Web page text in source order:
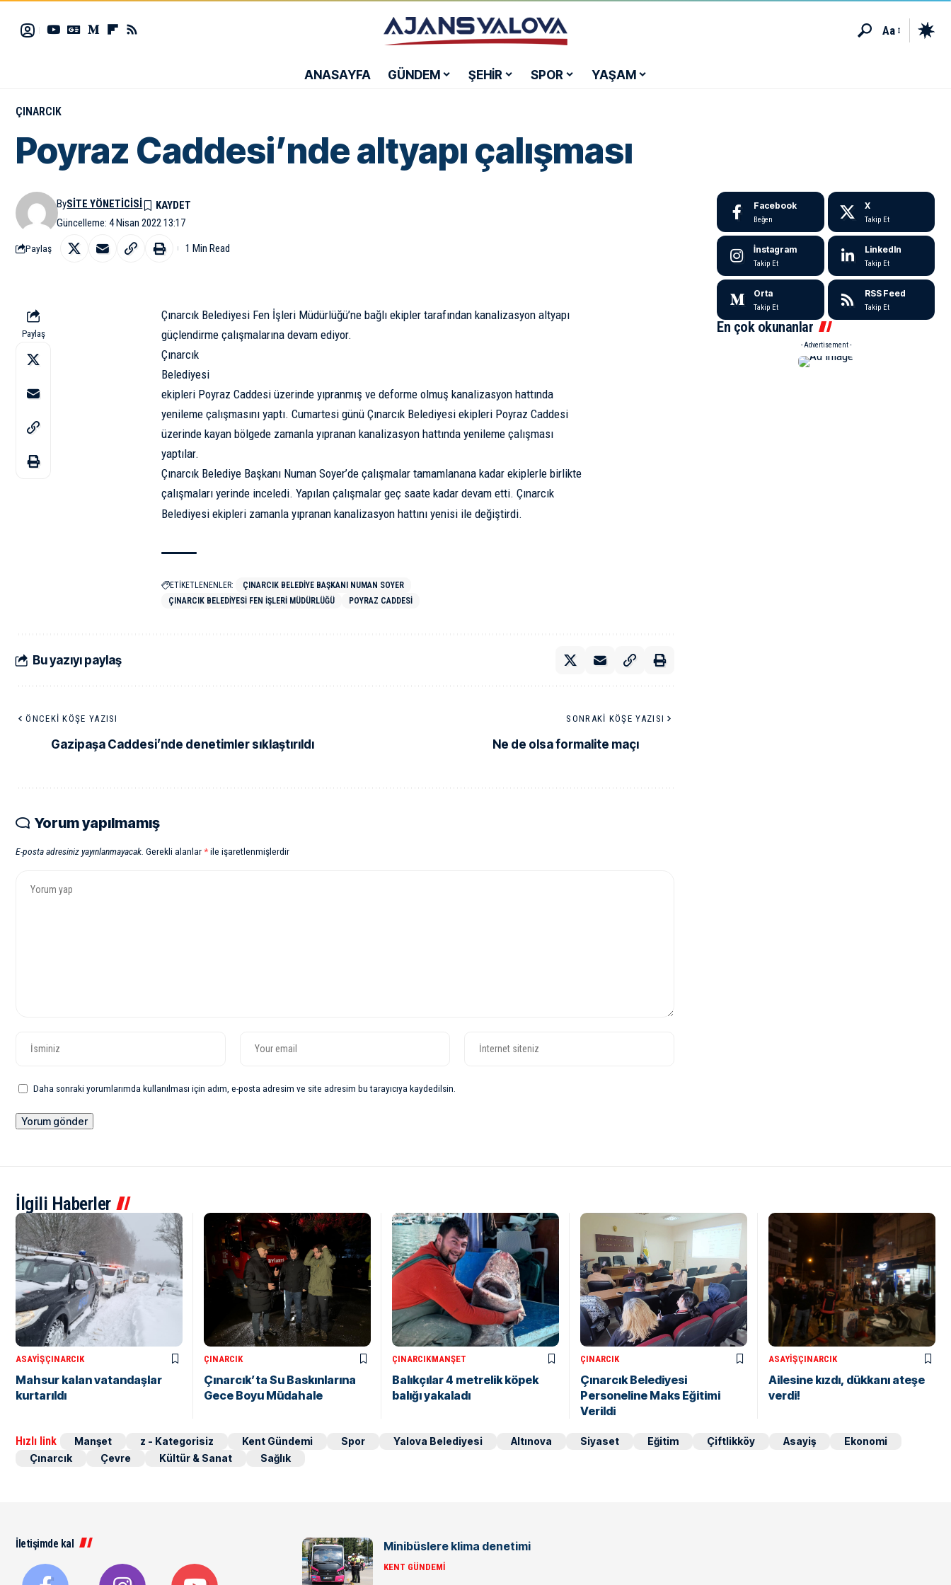
Aa
ANASAYFA GÜNDEM ŞEHİR SPOR YAŞAM
ÇINARCIK
Poyraz Caddesi’nde altyapı çalışması
Güncelleme: 4 Nisan 2022 13:17
BySITE YÖNETICISI
Paylaş 1 Min Read
Paylaş
Çınarcık Belediyesi Fen İşleri Müdürlüğü’ne bağlı ekipler tarafından kanalizasyon altyapı
güçlendirme çalışmalarına devam ediyor.
Çınarcık
Belediyesi
ekipleri Poyraz Caddesi üzerinde yıpranmış ve deforme olmuş kanalizasyon hattında
yenileme çalışmasını yaptı. Cumartesi günü Çınarcık Belediyesi ekipleri Poyraz Caddesi
üzerinde kayan bölgede zamanla yıpranan kanalizasyon hattında yenileme çalışması
yaptılar.
Çınarcık Belediye Başkanı Numan Soyer’de çalışmalar tamamlanana kadar ekiplerle birlikte
çalışmaları yerinde inceledi. Yapılan çalışmalar geç saate kadar devam etti. Çınarcık
Belediyesi ekipleri zamanla yıpranan kanalizasyon hattını yenisi ile değiştirdi.
ETİKETLENENLER:
ÇINARCIK BELEDIYE BAŞKANI NUMAN SOYER
ÇINARCIK BELEDIYESI FEN İŞLERI MÜDÜRLÜĞÜ
POYRAZ CADDESI
Bu yazıyı paylaş
ÖNCEKI KÖŞE YAZISI
Gazipaşa Caddesi’nde denetimler sıklaştırıldı
SONRAKI KÖŞE YAZISI
Ne de olsa formalite maçı
Yorum yapılmamış
E-posta adresiniz yayınlanmayacak. Gerekli alanlar*ile işaretlenmişlerdir
Daha sonraki yorumlarımda kullanılması için adım, e-posta adresim ve site adresim bu tarayıcıya kaydedilsin.
Facebook
Beğen
X
Takip Et
İnstagram
Takip Et
LinkedIn
Takip Et
Orta
Takip Et
RSS Feed
Takip Et
En çok okunanlar
- Advertisement -
İlgili Haberler
ASAYIŞÇINARCIK
Mahsur kalan vatandaşlar
kurtarıldı
ÇINARCIK
Çınarcık’ta Su Baskınlarına
Gece Boyu Müdahale
ÇINARCIKMANŞET
Balıkçılar 4 metrelik köpek
balığı yakaladı
ÇINARCIK
Çınarcık Belediyesi
Personeline Maks Eğitimi
Verildi
ASAYIŞÇINARCIK
Ailesine kızdı, dükkanı ateşe
verdi!
Hızlı link Manşet z - Kategorisiz Kent Gündemi Spor Yalova Belediyesi Altınova Siyaset Eğitim Çiftlikköy Asayiş
Ekonomi
Çınarcık
Çevre Kültür & Sanat Sağlık
İletişimde kal Minibüslere klima denetimi
KENT GÜNDEMI